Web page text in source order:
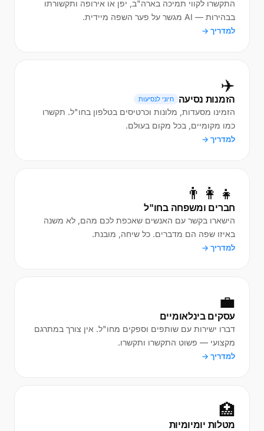
התקשרו לקווי תמיכה בארה"ב, יפן או אירופה ותקשורתו
בבהירות — AI מגשר על פער השפה מיידית.
למדריך →
✈️
הזמנות נסיעה חיוני לנסיעות
הזמינו מסעדות, מלונות וכרטיסים בטלפון בחו"ל. תקשרו
כמו מקומיים, בכל מקום בעולם.
למדריך →
👨‍👩‍👧
חברים ומשפחה בחו"ל
הישארו בקשר עם האנשים שאכפת לכם מהם, לא משנה
באיזו שפה הם מדברים. כל שיחה, מובנת.
למדריך →
💼
עסקים בינלאומיים
דברו ישירות עם שותפים וספקים מחו"ל. אין צורך במתרגם
מקצועי — פשוט התקשרו ותקשרו.
למדריך →
🏥
מטלות יומיומיות